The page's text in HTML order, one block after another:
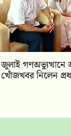
জুলাই গণঅভ্যুত্থানে
খোঁজখবর নিলেন